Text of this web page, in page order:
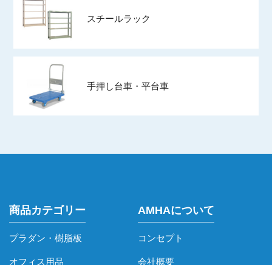
スチールラック
手押し台車・平台車
商品カテゴリー
プラダン・樹脂板
オフィス用品
AMHAについて
コンセプト
会社概要